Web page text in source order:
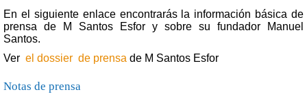
En el siguiente enlace encontrarás la información básica de
prensa de M Santos Esfor y sobre su fundador Manuel
Santos.
Ver el dossier de prensa de M Santos Esfor
Notas de prensa